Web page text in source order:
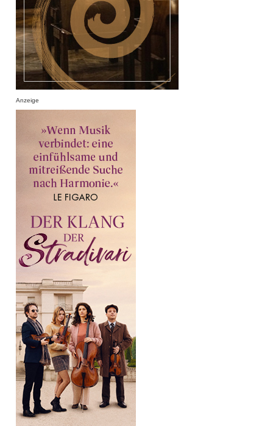
Anzeige